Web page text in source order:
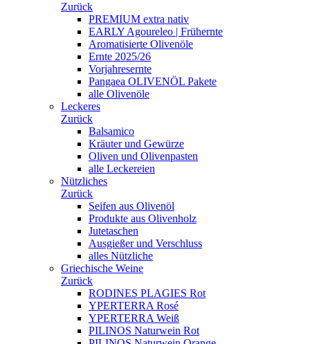
Zurück
PREMIUM extra nativ
EARLY Agoureleo | Frühernte
Aromatisierte Olivenöle
Ernte 2025/26
Vorjahresernte
Pangaea OLIVENÖL Pakete
alle Olivenöle
Leckeres
Zurück
Balsamico
Kräuter und Gewürze
Oliven und Olivenpasten
alle Leckereien
Nützliches
Zurück
Seifen aus Olivenöl
Produkte aus Olivenholz
Jutetaschen
Ausgießer und Verschluss
alles Nützliche
Griechische Weine
Zurück
RODINES PLAGIES Rot
YPERTERRA Rosé
YPERTERRA Weiß
PILINOS Naturwein Rot